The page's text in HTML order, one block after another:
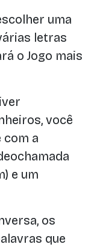
uma
letras
o Jogo mais
você
com a
e um
os
que